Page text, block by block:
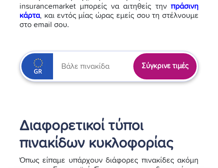
insurancemarket μπορείς να αιτηθείς την πράσινη
κάρτα, και εντός μίας ώρας εμείς σου τη στέλνουμε
στο email σου.
Σύγκρινε τιμές
Διαφορετικοί τύποι
πινακίδων κυκλοφορίας
Όπως είπαμε υπάρχουν διάφορες πινακίδες ακόμη